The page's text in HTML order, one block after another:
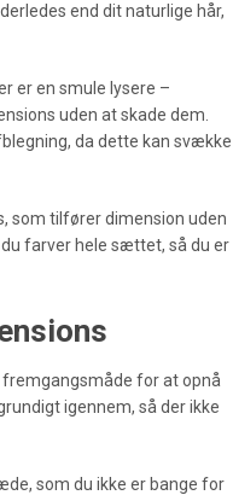
end dit naturlige hår,
er en smule lysere –
uden at skade dem.
da dette kan svække
som tilfører dimension uden
farver hele sættet, så du er
for at opnå
igennem, så der ikke
som du ikke er bange for